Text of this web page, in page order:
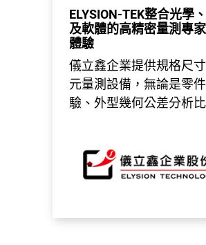
ELYSION-TEK整合光學
及軟體的高精密量測專
體驗
儀立鑫企業提供規格尺
元量測設備，無論是零
驗、外型幾何公差分析
完整的售後服務，無論
校正、量測軟體教育訓
等，我們致力於追求用